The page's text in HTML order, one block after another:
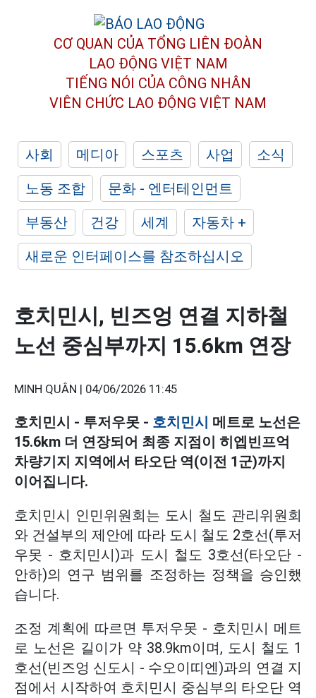
CƠ QUAN CỦA TỔNG LIÊN ĐOÀN
LAO ĐỘNG VIỆT NAM
TIẾNG NÓI CỦA CÔNG NHÂN
VIÊN CHỨC LAO ĐỘNG VIỆT NAM
사회 메디아 스포츠 사업
소식
노동 조합
문화 - 엔터테인먼트
부동산
건강 세계
자동차 +
새로운 인터페이스를 참조하십시오
호치민시, 빈즈엉 연결 지하철
노선 중심부까지 15.6km 연장
MINH QUÂN | 04/06/2026 11:45
호치민시 - 투저우못 - 호치민시 메트로 노선은
15.6km 더 연장되어 최종 지점이 히엡빈프억
차량기지 지역에서 타오단 역(이전 1군)까지
이어집니다.
호치민시 인민위원회는 도시 철도 관리위원회
와 건설부의 제안에 따라 도시 철도 2호선(투저
우못 - 호치민시)과 도시 철도 3호선(타오단 -
안하)의 연구 범위를 조정하는 정책을 승인했
습니다.
조정 계획에 따르면 투저우못 - 호치민시 메트
로 노선은 길이가 약 38.9km이며, 도시 철도 1
호선(빈즈엉 신도시 - 수오이띠엔)과의 연결 지
점에서 시작하여 호치민시 중심부의 타오단 역